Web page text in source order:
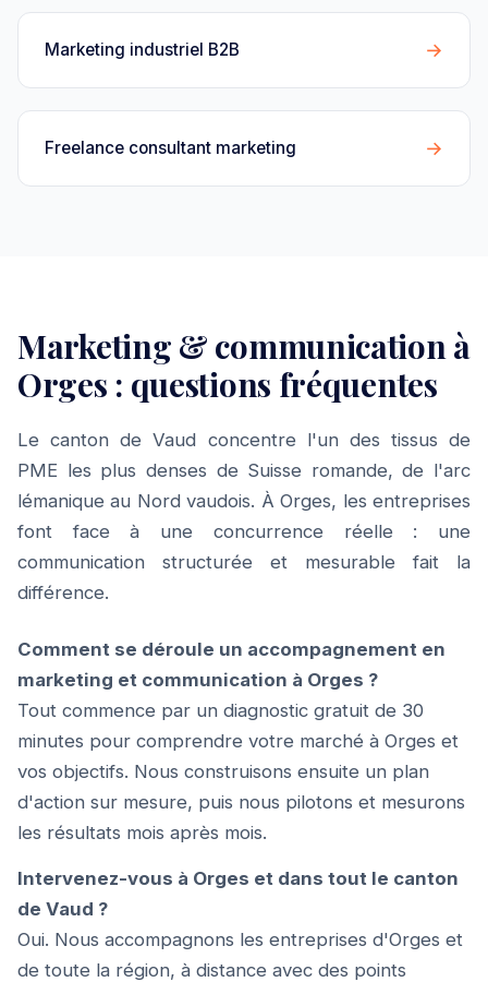
Marketing industriel B2B →
Freelance consultant marketing →
Marketing & communication à
Orges : questions fréquentes
Le canton de Vaud concentre l'un des tissus de
PME les plus denses de Suisse romande, de l'arc
lémanique au Nord vaudois. À Orges, les entreprises
font face à une concurrence réelle : une
communication structurée et mesurable fait la
différence.
Comment se déroule un accompagnement en
marketing et communication à Orges ?
Tout commence par un diagnostic gratuit de 30
minutes pour comprendre votre marché à Orges et
vos objectifs. Nous construisons ensuite un plan
d'action sur mesure, puis nous pilotons et mesurons
les résultats mois après mois.
Intervenez-vous à Orges et dans tout le canton
de Vaud ?
Oui. Nous accompagnons les entreprises d'Orges et
de toute la région, à distance avec des points